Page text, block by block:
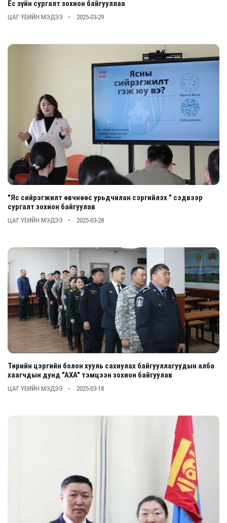
Ёс зүйн сургалт зохион байгууллаа
ЦАГ ҮЕИЙН МЭДЭЭ 2025-03-29
"Яс сийрэгжилт өвчнөөс урьдчилан сэргийлэх " сэдвээр
сургалт зохион байгуулав
ЦАГ ҮЕИЙН МЭДЭЭ 2025-03-28
Төрийн цэргийн болон хууль сахиулах байгууллагуудын алба
хаагчдын дунд "АХА" тэмцээн зохион байгуулав
ЦАГ ҮЕИЙН МЭДЭЭ 2025-03-18